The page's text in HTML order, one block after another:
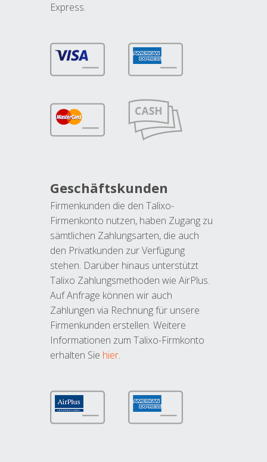
Express.
Geschäftskunden
Firmenkunden die den Talixo-
Firmenkonto nutzen, haben Zugang zu
sämtlichen Zahlungsarten, die auch
den Privatkunden zur Verfügung
stehen. Darüber hinaus unterstützt
Talixo Zahlungsmethoden wie AirPlus.
Auf Anfrage können wir auch
Zahlungen via Rechnung für unsere
Firmenkunden erstellen. Weitere
Informationen zum Talixo-Firmkonto
erhalten Sie hier.